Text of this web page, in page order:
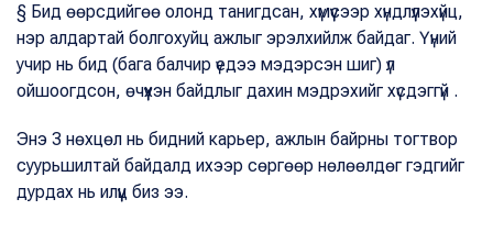
§ Бид өөрсдийгөө олонд танигдсан, хүмүүсээр хүндлүүлэхүйц,
нэр алдартай болгохуйц ажлыг эрэлхийлж байдаг. Үүний
учир нь бид (бага балчир үедээ мэдэрсэн шиг) үл
ойшоогдсон, өчүүхэн байдлыг дахин мэдрэхийг хүсдэггүй .
Энэ 3 нөхцөл нь бидний карьер, ажлын байрны тогтвор
суурьшилтай байдалд ихээр сөргөөр нөлөөлдөг гэдгийг
дурдах нь илүүц биз ээ.